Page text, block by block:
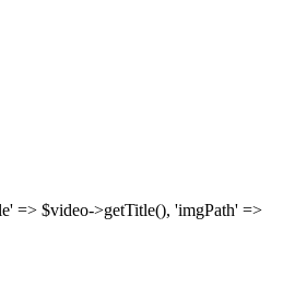
=> $video->getTitle(), 'imgPath' =>